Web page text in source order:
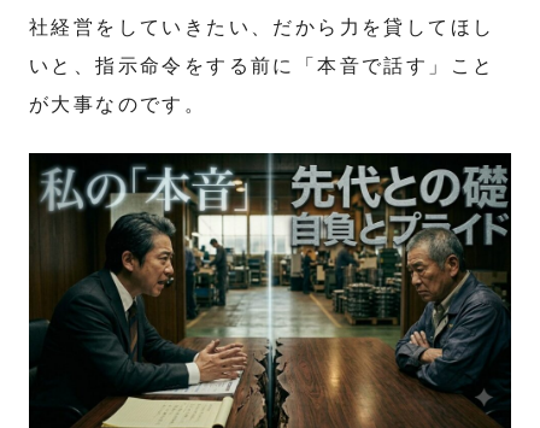
社経営をしていきたい、だから力を貸してほし
いと、指示命令をする前に「本音で話す」こと
が大事なのです。